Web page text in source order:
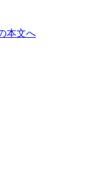
本文へ